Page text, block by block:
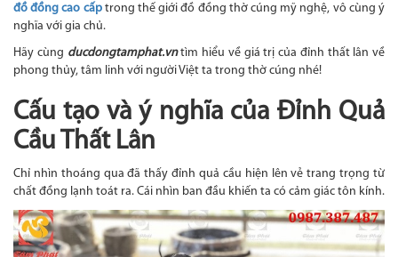
đồ đồng cao cấptrong thế giới đồ đồng thờ cúng mỹ nghệ, vô cùng ý
nghĩa với gia chủ.
Hãy cùng ducdongtamphat.vntìm hiểu về giá trị của đỉnh thất lân về
phong thủy, tâm linh với người Việt ta trong thờ cúng nhé!
Cấu tạo và ý nghĩa của Đỉnh Quả
Cầu Thất Lân
Chỉ nhìn thoáng qua đã thấy đỉnh quả cầu hiện lên vẻ trang trọng từ
chất đồng lạnh toát ra. Cái nhìn ban đầu khiến ta có cảm giác tôn kính.